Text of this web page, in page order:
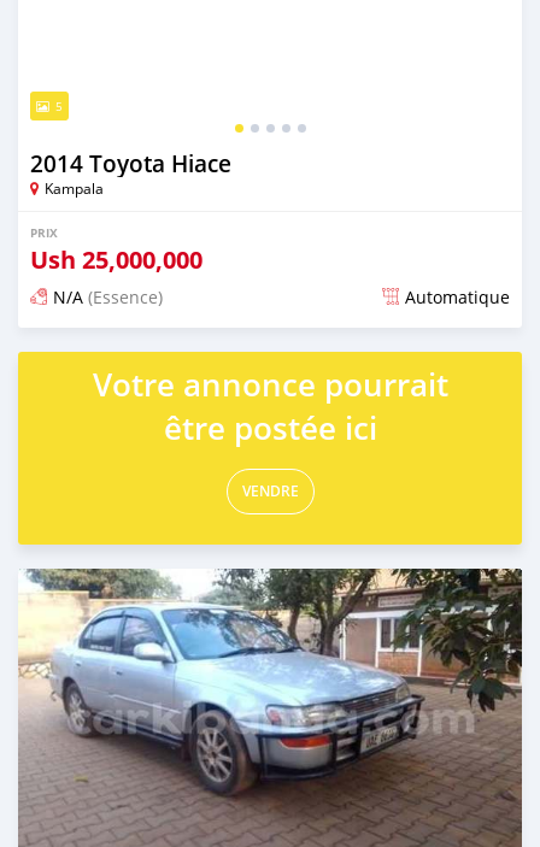
5
2014 Toyota Hiace
Kampala
PRIX
Ush 25,000,000
N/A (Essence) Automatique
Publié il y a 2 jours
Votre annonce pourrait
être postée ici
VENDRE